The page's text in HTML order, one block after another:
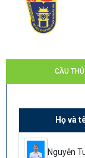
CẦU THỦ
Họ và
Nguyễn